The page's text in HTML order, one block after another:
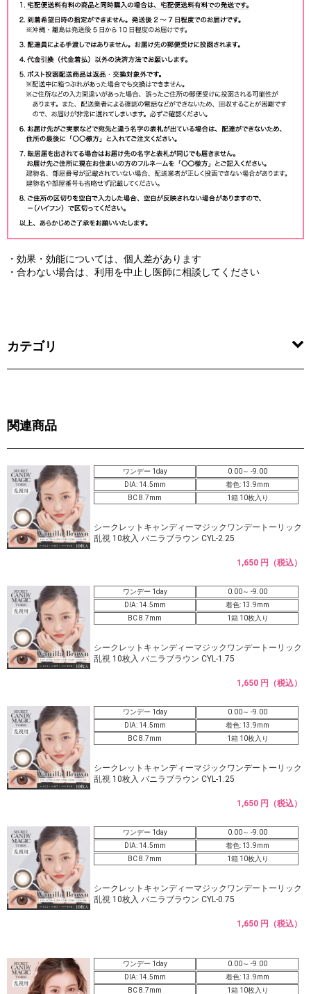
・効果・効能については、個人差があります
・合わない場合は、利用を中止し医師に相談してください
カテゴリ
関連商品
ワンデー 1day
0.00～ -9.00
DIA: 14.5mm
着色: 13.9mm
BC 8.7mm
1箱 10枚入り
シークレットキャンディーマジックワンデートーリック
乱視 10枚入 バニラブラウン CYL-2.25
1,650 円（税込）
ワンデー 1day
0.00～ -9.00
DIA: 14.5mm
着色: 13.9mm
BC 8.7mm
1箱 10枚入り
シークレットキャンディーマジックワンデートーリック
乱視 10枚入 バニラブラウン CYL-1.75
1,650 円（税込）
ワンデー 1day
0.00～ -9.00
DIA: 14.5mm
着色: 13.9mm
BC 8.7mm
1箱 10枚入り
シークレットキャンディーマジックワンデートーリック
乱視 10枚入 バニラブラウン CYL-1.25
1,650 円（税込）
ワンデー 1day
0.00～ -9.00
DIA: 14.5mm
着色: 13.9mm
BC 8.7mm
1箱 10枚入り
シークレットキャンディーマジックワンデートーリック
乱視 10枚入 バニラブラウン CYL-0.75
1,650 円（税込）
ワンデー 1day
0.00～ -9.00
DIA: 14.5mm
着色: 13.9mm
BC 8.7mm
1箱 10枚入り